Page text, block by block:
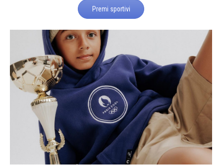
Premi sportivi